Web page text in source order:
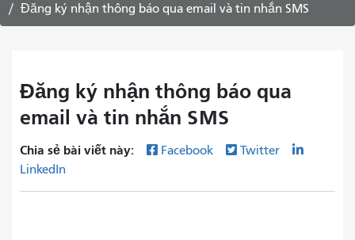
Đăng ký nhận thông báo qua email và tin nhắn SMS
Đăng ký nhận thông báo qua
email và tin nhắn SMS
Chia sẻ bài viết này: Facebook
Twitter
LinkedIn